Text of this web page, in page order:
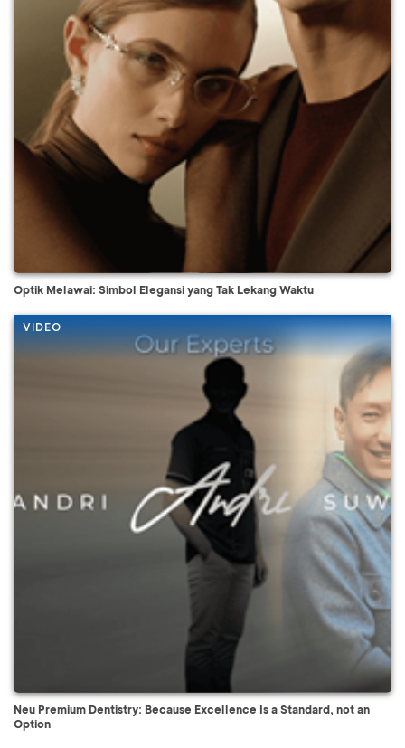
Optik Melawai: Simbol Elegansi yang Tak Lekang Waktu
VIDEO
Neu Premium Dentistry: Because Excellence Is a Standard, not an
Option